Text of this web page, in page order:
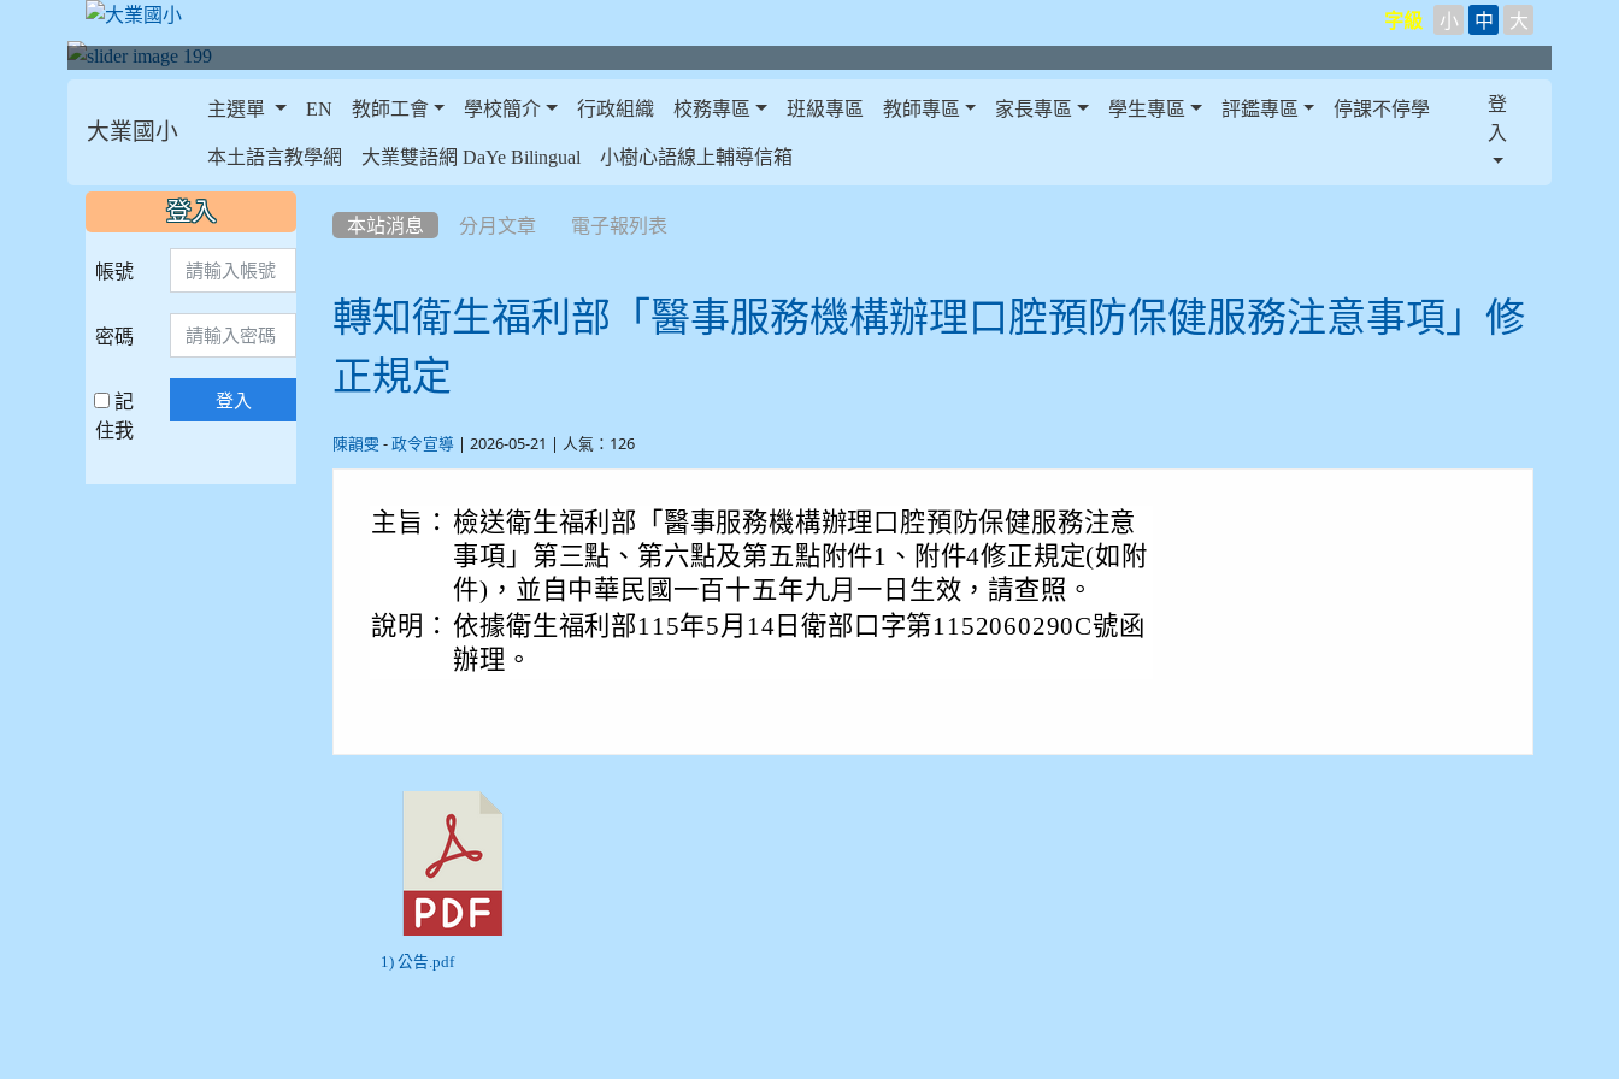
字級 小 中 大
大業國小
主選單 EN 教師工會 學校簡介 行政組織 校務專區 班級專區 教師專區 家長專區 學生專區 評鑑專區 停課不停學
本土語言教學網 大業雙語網 DaYe Bilingual 小樹心語線上輔導信箱
登
入
本站消息 分月文章 電子報列表
轉知衛生福利部「醫事服務機構辦理口腔預防保健服務注意事項」修
正規定
陳韻雯 -政令宣導 | 2026-05-21 | 人氣：126
主旨： 檢送衛生福利部「醫事服務機構辦理口腔預防保健服務注意
事項」第三點、第六點及第五點附件1、附件4修正規定(如附
件)，並自中華民國一百十五年九月一日生效，請查照。
說明： 依據衛生福利部115年5月14日衛部口字第1152060290C號函
辦理。
1) 公告.pdf
::: 登入
帳號
密碼
記
住我
登入